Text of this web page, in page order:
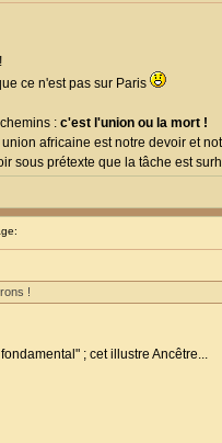
ce n'est pas sur Paris
: c'est l'union ou la mort !
africaine est notre devoir et
sous prétexte que la tâche est
!
; cet illustre Ancêtre...